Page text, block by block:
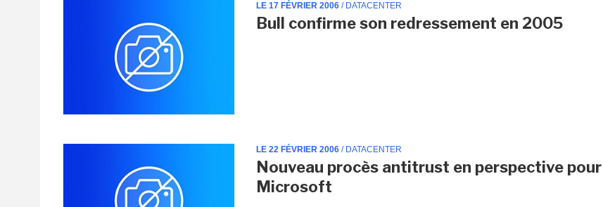
LE 17 FÉVRIER 2006 / DATACENTER
Bull confirme son redressement en 2005
LE 22 FÉVRIER 2006 / DATACENTER
Nouveau procès antitrust en perspective pour
Microsoft